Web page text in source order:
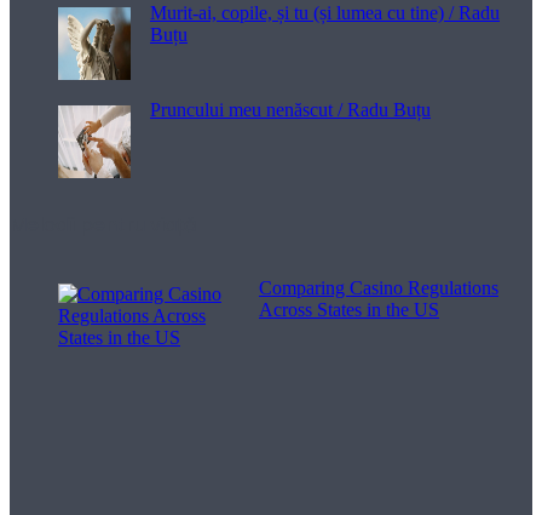
Murit-ai, copile, și tu (și lumea cu tine) / Radu
Buțu
Pruncului meu nenăscut / Radu Buțu
Comparing Casino Regulations
Across States in the US